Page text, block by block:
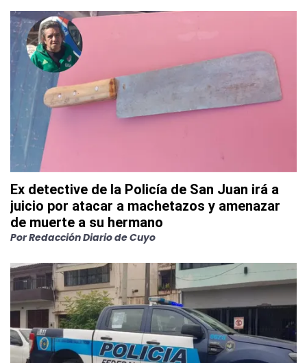
Ex detective de la Policía de San Juan irá a
juicio por atacar a machetazos y amenazar
de muerte a su hermano
PorRedacción Diario de Cuyo